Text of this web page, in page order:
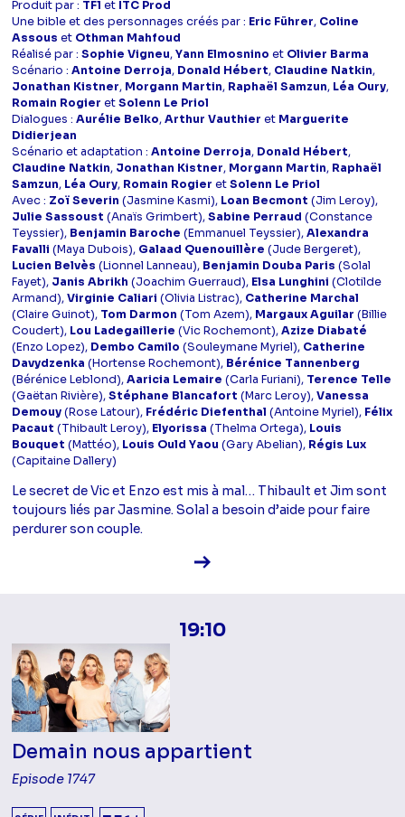
Produit par : TF1 et ITC Prod
Une bible et des personnages créés par : Eric Führer, Coline
Assous et Othman Mahfoud
Réalisé par :Sophie Vigneu,Yann Elmosnino et Olivier Barma
Scénario :Antoine Derroja, Donald Hébert, Claudine Natkin,
Jonathan Kistner, Morgann Martin, Raphaël Samzun, Léa Oury,
Romain Rogier etSolenn Le Priol
Dialogues :Aurélie Belko,Arthur Vauthier et Marguerite
Didierjean
Scénario et adaptation :Antoine Derroja, Donald Hébert,
Claudine Natkin, Jonathan Kistner, Morgann Martin, Raphaël
Samzun, Léa Oury, Romain Rogier etSolenn Le Priol
Avec : Zoï Severin (Jasmine Kasmi), Loan Becmont (Jim Leroy),
Julie Sassoust (Anaïs Grimbert),Sabine Perraud (Constance
Teyssier), Benjamin Baroche (Emmanuel Teyssier),Alexandra
Favalli (Maya Dubois), Galaad Quenouillère (Jude Bergeret),
Lucien Belvès (Lionnel Lanneau), Benjamin Douba Paris (Solal
Fayet), Janis Abrikh (Joachim Guerraud), Elsa Lunghini (Clotilde
Armand),Virginie Caliari (Olivia Listrac), Catherine Marchal
(Claire Guinot), Tom Darmon (Tom Azem), Margaux Aguilar (Billie
Coudert), Lou Ladegaillerie (Vic Rochemont),Azize Diabaté
(Enzo Lopez), Dembo Camilo (Souleymane Myriel), Catherine
Davydzenka (Hortense Rochemont), Bérénice Tannenberg
(Bérénice Leblond),Aaricia Lemaire (Carla Furiani), Terence Telle
(Gaëtan Rivière),Stéphane Blancafort (Marc Leroy),Vanessa
Demouy(Rose Latour), Frédéric Diefenthal (Antoine Myriel), Félix
Pacaut (Thibault Leroy), Elyorissa (Thelma Ortega), Louis
Bouquet (Mattéo), Louis Ould Yaou (Gary Abelian), Régis Lux
(Capitaine Dallery)
Le secret de Vic et Enzo est mis à mal… Thibault et Jim sont
toujours liés par Jasmine. Solal a besoin d’aide pour faire
perdurer son couple.
Voir la fiche diffusion
19:10
Demain nous appartient
Episode 1747